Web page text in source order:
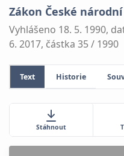
Zákon České
Vyhlášeno 18. 5. 1990,
6. 2017, částka 35 / 1990
Text Historie
Stáhnout